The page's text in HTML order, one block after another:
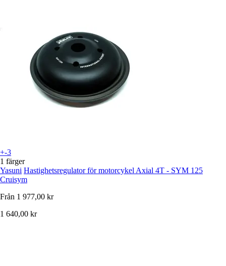
+-3
1 färger
Yasuni Hastighetsregulator för motorcykel Axial 4T - SYM 125
Cruisym
Från 1 977,00 kr
1 640,00 kr